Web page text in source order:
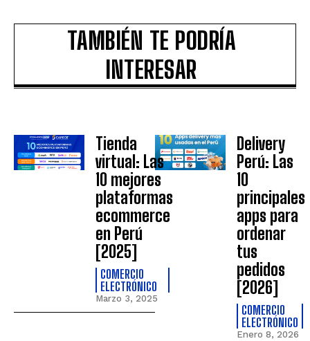
TAMBIÉN TE PODRÍA
INTERESAR
Tienda
virtual: Las
10 mejores
plataformas
ecommerce
en Perú
[2025]
COMERCIO
ELECTRÓNICO
Marzo 3, 2025
Delivery
Perú: Las
10
principales
apps para
ordenar
tus
pedidos
[2026]
COMERCIO
ELECTRÓNICO
Enero 8, 2026